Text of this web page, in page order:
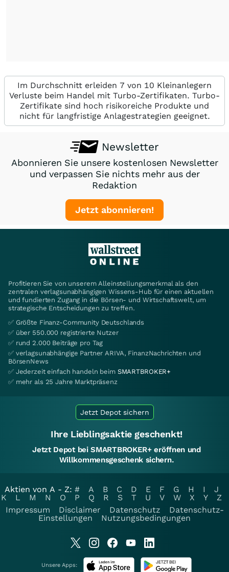
Im Durchschnitt erleiden 7 von 10 Kleinanlegern
Verluste beim Handel mit Turbo-Zertifikaten. Turbo-
Zertifikate sind hoch risikoreiche Produkte und
nicht für langfristige Anlagestrategien geeignet.
Newsletter
Abonnieren Sie unsere kostenlosen Newsletter
und verpassen Sie nichts mehr aus der
Redaktion
Jetzt abonnieren!
Profitieren Sie von unserem Alleinstellungsmerkmal als den
zentralen verlagsunabhängigen Wissens-Hub für einen aktuellen
und fundierten Zugang in die Börsen- und Wirtschaftswelt, um
strategische Entscheidungen zu treffen.
✅ Größte Finanz-Community Deutschlands
✅ über 550.000 registrierte Nutzer
✅ rund 2.000 Beiträge pro Tag
✅ verlagsunabhängige Partner ARIVA, FinanzNachrichten und
BörsenNews
✅ Jederzeit einfach handeln beim SMARTBROKER+
✅ mehr als 25 Jahre Marktpräsenz
Jetzt Depot sichern
Ihre Lieblingsaktie geschenkt!
Jetzt Depot bei SMARTBROKER+ eröffnen und
Willkommensgeschenk sichern.
Aktien von A - Z: # A B C D E F G H I
J
K
L M N O P Q R S T U V W X Y
Z
Impressum
Disclaimer Datenschutz
Datenschutz-
Einstellungen
Nutzungsbedingungen
Unsere Apps: